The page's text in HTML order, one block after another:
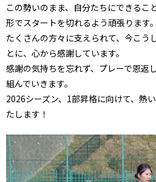
この勢いのまま、自分たちにできるこ
形でスタートを切れるよう頑張ります。
たくさんの方々に支えられて、今こう
とに、心から感謝しています。
感謝の気持ちを忘れず、プレーで恩返
組んでいきます。
2026シーズン、1部昇格に向けて、熱
たします！